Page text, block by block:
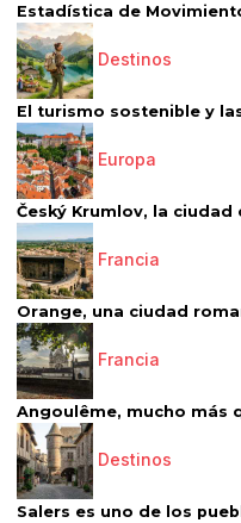
Estadística de
Destinos
El turismo sostenible y
Europa
Český Krumlov, la ciudad
Francia
Orange, una ciudad
Francia
Angoulême, mucho más
Destinos
Salers es uno de los